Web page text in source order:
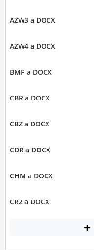
AZW3 a DOCX
AZW4 a DOCX
BMP a DOCX
CBR a DOCX
CBZ a DOCX
CDR a DOCX
CHM a DOCX
CR2 a DOCX